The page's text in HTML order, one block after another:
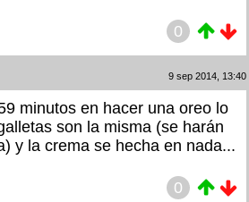
0
9 sep 2014, 13:40
minutos en hacer una oreo lo
son la misma (se harán
y la crema se hecha en nada...
0